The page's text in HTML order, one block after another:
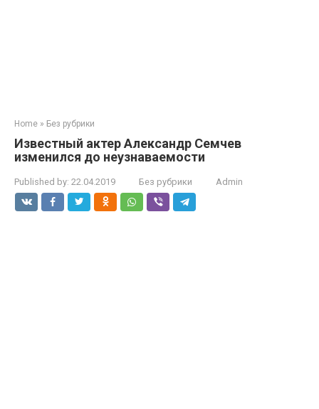
Home » Без рубрики
Известный актер Александр Семчев
изменился до неузнаваемости
Published by: 22.04.2019 Без рубрики Admin